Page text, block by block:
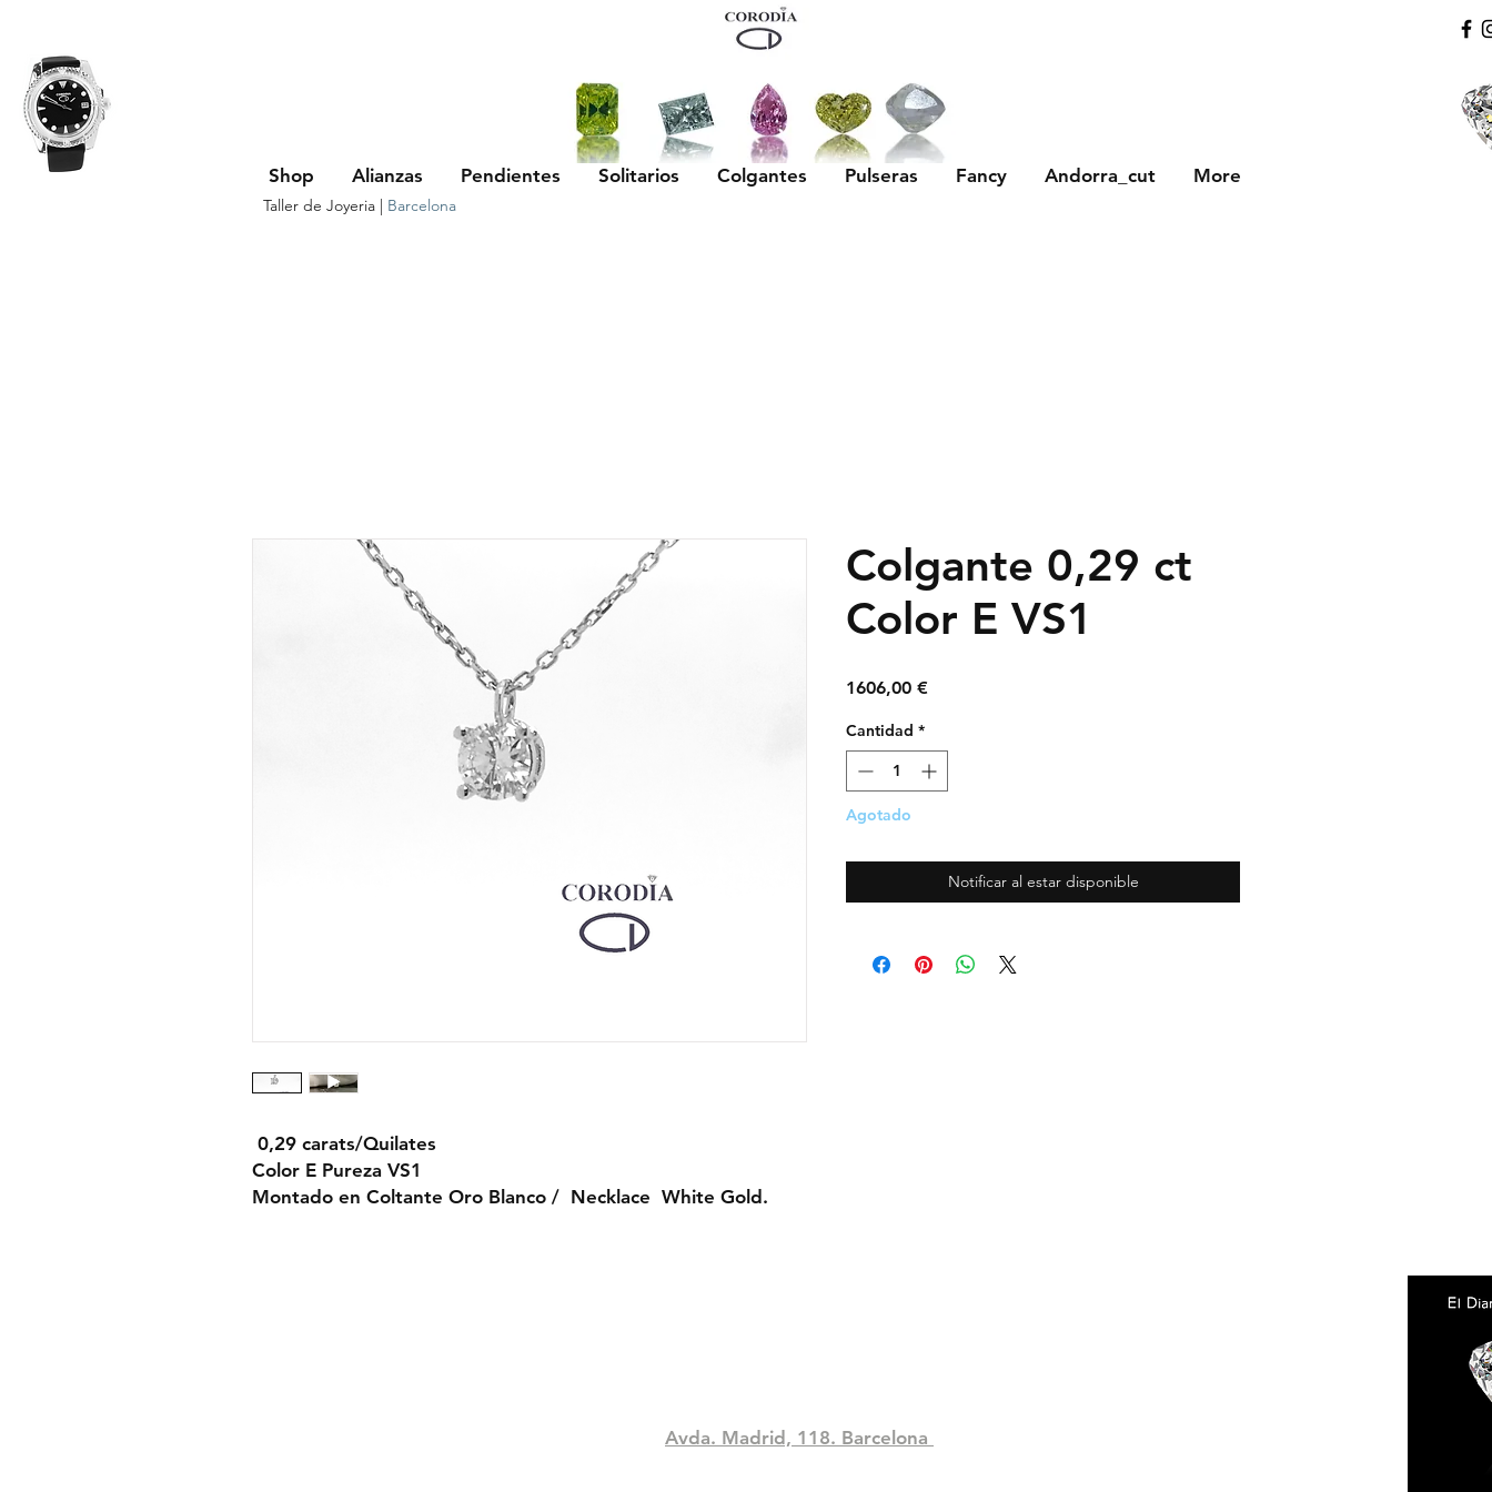
Shop Alianzas Pendientes Solitarios Colgantes Pulseras Fancy Andorra_cut More
Taller de Joyeria | Barcelona
0,29 carats/Quilates
Color E Pureza VS1
Montado en Coltante Oro Blanco / Necklace White Gold.
Colgante 0,29 ct
Color E VS1
1606,00 €Precio
Cantidad *
Agotado
Notificar al estar disponible
Avda. Madrid, 118. Barcelona